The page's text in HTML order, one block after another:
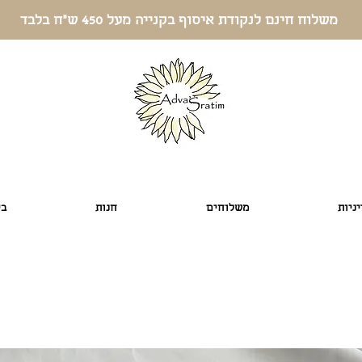
משלוח חינם לנקודת איסוף בקנייה מעל 450 ש"ח בלבד
חנות משלוחים